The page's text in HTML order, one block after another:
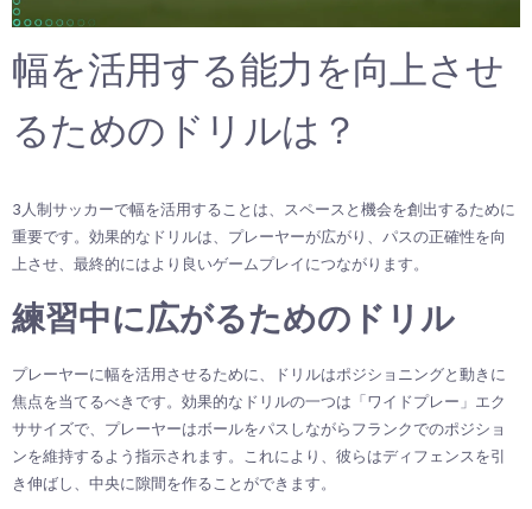
幅を活用する能力を向上させ
るためのドリルは？
3人制サッカーで幅を活用することは、スペースと機会を創出するために
重要です。効果的なドリルは、プレーヤーが広がり、パスの正確性を向
上させ、最終的にはより良いゲームプレイにつながります。
練習中に広がるためのドリル
プレーヤーに幅を活用させるために、ドリルはポジショニングと動きに
焦点を当てるべきです。効果的なドリルの一つは「ワイドプレー」エク
ササイズで、プレーヤーはボールをパスしながらフランクでのポジショ
ンを維持するよう指示されます。これにより、彼らはディフェンスを引
き伸ばし、中央に隙間を作ることができます。